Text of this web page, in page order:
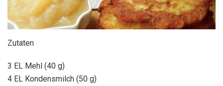
Zutaten
3 EL Mehl (40 g)
4 EL Kondensmilch (50 g)